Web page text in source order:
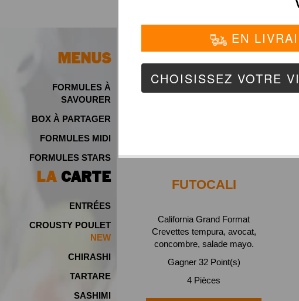
MENUS
FORMULES À
SAVOURER
BOX À PARTAGER
FORMULES MIDI
FORMULES STARS
LA CARTE
ENTRÉES
CROUSTY POULET
NEW
CHIRASHI
TARTARE
SASHIMI
FUTOCALI
California Grand Format
Crevettes tempura, avocat,
concombre, salade mayo.
Gagner 32 Point(s)
4 Pièces